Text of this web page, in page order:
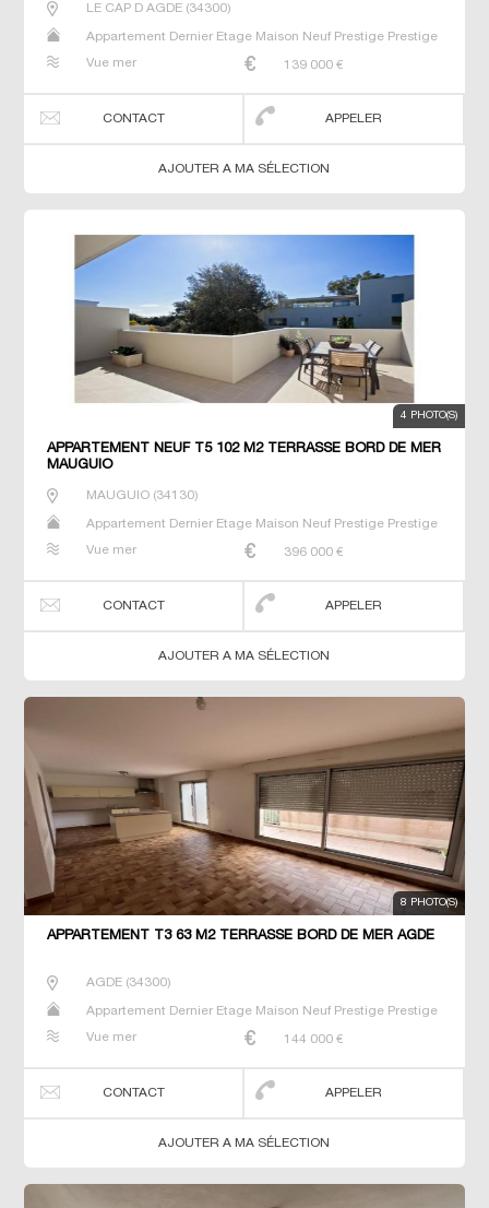
LE CAP D AGDE(34300)
Appartement Dernier Etage Maison Neuf Prestige Prestige
Vue mer
139 000 €
CONTACT APPELER
AJOUTER A MA SÉLECTION
4 PHOTO(S)
APPARTEMENT NEUF T5 102 M2 TERRASSE BORD DE MER
MAUGUIO
MAUGUIO(34130)
Appartement Dernier Etage Maison Neuf Prestige Prestige
Vue mer
396 000 €
CONTACT APPELER
AJOUTER A MA SÉLECTION
8 PHOTO(S)
APPARTEMENT T3 63 M2 TERRASSE BORD DE MER AGDE
AGDE(34300)
Appartement Dernier Etage Maison Neuf Prestige Prestige
Vue mer
144 000 €
CONTACT APPELER
AJOUTER A MA SÉLECTION